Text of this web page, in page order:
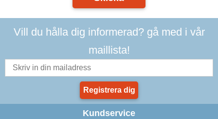
Vill du hålla dig informerad? gå med i vår
maillista!
Registrera dig
Kundservice